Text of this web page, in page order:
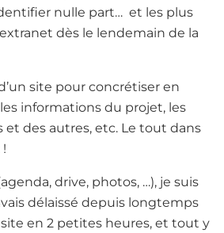
nulle part… et les plus
dès le lendemain de la
site pour concrétiser en
informations du projet, les
des autres, etc. Le tout dans
drive, photos, …), je suis
délaissé depuis longtemps
en 2 petites heures, et tout y